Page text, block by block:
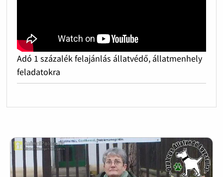
Adó 1 százalék felajánlás állatvédő, állatmenhely
feladatokra